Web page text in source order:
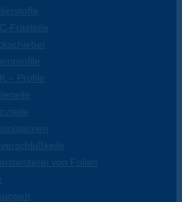
Frästeile
– Profile
von Folien